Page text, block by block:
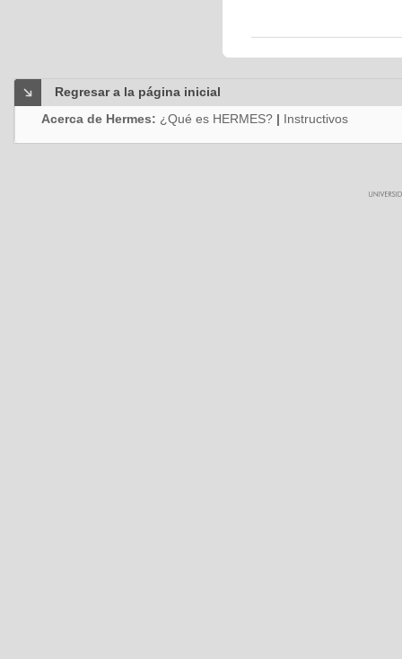
Regresar a la página inicial
Acerca de Hermes: ¿Qué es HERMES? | Instructivos